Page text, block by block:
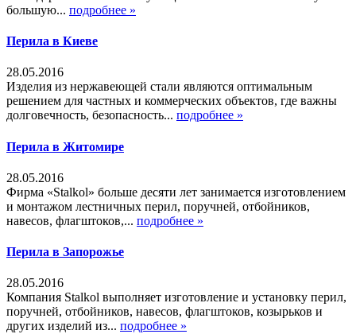
большую... подробнее »
Перила в Киеве
28.05.2016
Изделия из нержавеющей стали являются оптимальным
решением для частных и коммерческих объектов, где важны
долговечность, безопасность... подробнее »
Перила в Житомире
28.05.2016
Фирма «Stalkol» больше десяти лет занимается изготовлением
и монтажом лестничных перил, поручней, отбойников,
навесов, флагштоков,... подробнее »
Перила в Запорожье
28.05.2016
Компания Stalkol выполняет изготовление и установку перил,
поручней, отбойников, навесов, флагштоков, козырьков и
других изделий из... подробнее »